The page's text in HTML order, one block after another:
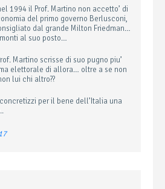
1994 il Prof. Martino non accetto’ di
del primo governo Berlusconi,
dal grande Milton Friedman…
al suo posto…
Martino scrisse di suo pugno piu’
elettorale di allora… oltre a se non
lui chi altro??
per il bene dell’Italia una